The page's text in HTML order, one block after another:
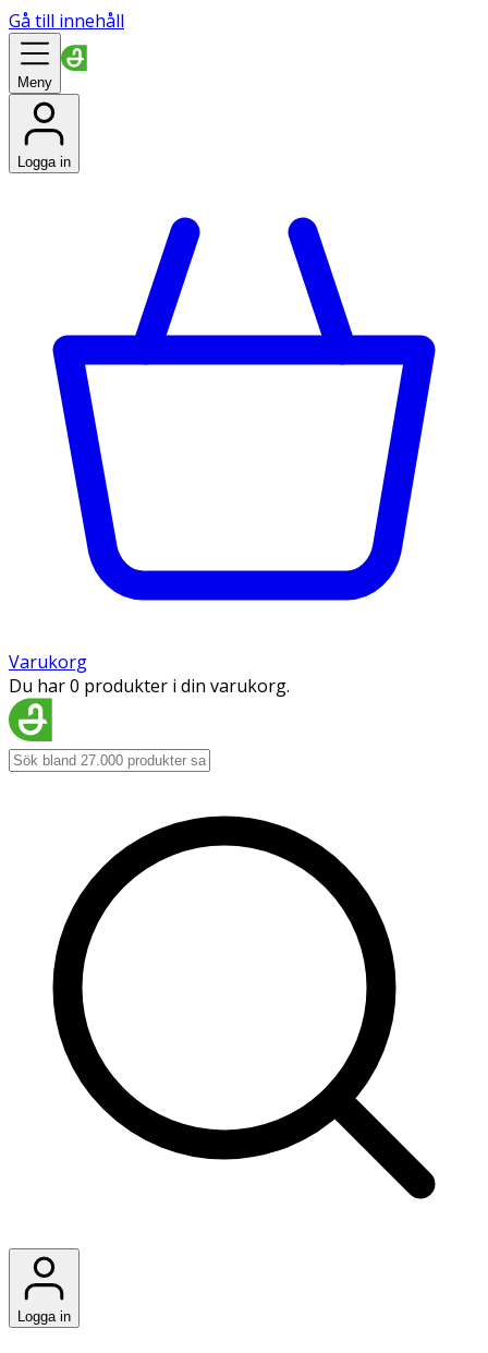
Gå till innehåll
Meny
Logga in
Varukorg
Du har 0 produkter i din varukorg.
Logga in